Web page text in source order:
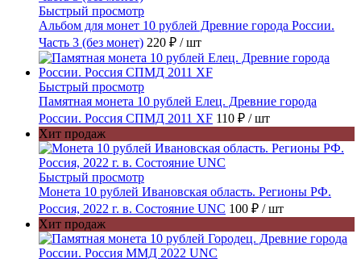
Быстрый просмотр
Альбом для монет 10 рублей Древние города России.
Часть 3 (без монет) 220 ₽ / шт
Быстрый просмотр
Памятная монета 10 рублей Елец. Древние города
России. Россия СПМД 2011 XF 110 ₽ / шт
Хит продаж
Быстрый просмотр
Монета 10 рублей Ивановская область. Регионы РФ.
Россия, 2022 г. в. Состояние UNC 100 ₽ / шт
Хит продаж